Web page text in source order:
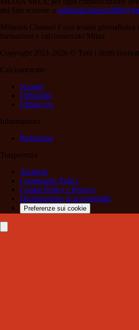
del Sito scrivere a
Milanisti Channel è una testata giornalistica
formazioni e calciomercato Milan
Copyright 2021-2026 © Tutti i diritti
Calciomercato
Scenari
Ufficialità
Ultima ora
Informazioni
Redazione
Trasparenza
Archivio
Community Policy
Cookie Policy e Privacy
Dichiarazione di accessibilità
Preferenze sui cookie